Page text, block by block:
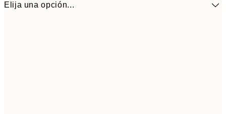
Elija una opción...